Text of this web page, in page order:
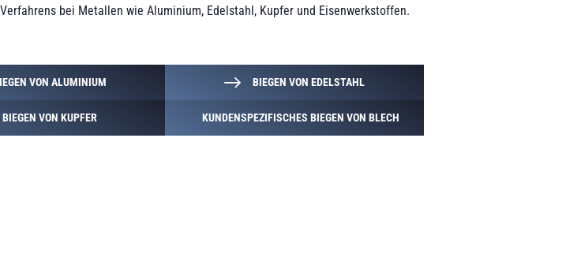
bei Metallen wie Aluminium, Edelstahl, Kupfer und Eisenwerkstoffen.
VON ALUMINIUM BIEGEN VON EDELSTAHL
BIEGEN VON KUPFER KUNDENSPEZIFISCHES BIEGEN VON BLECH